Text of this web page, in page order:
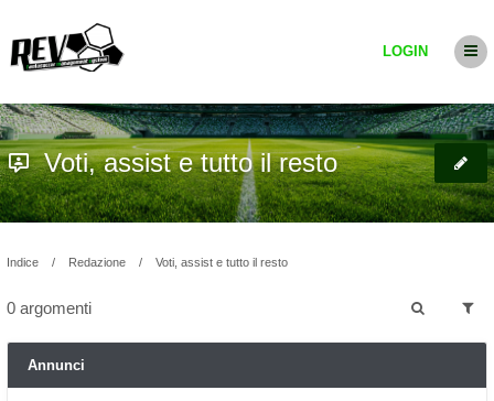
LOGIN
Voti, assist e tutto il resto
Indice Redazione Voti, assist e tutto il resto
0 argomenti
Annunci